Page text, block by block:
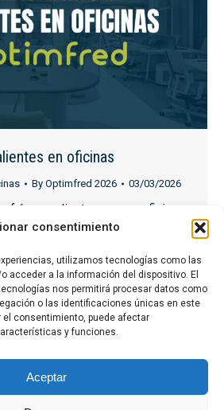
consentimiento
utilizamos tecnologías como las
acceder a la información del dispositivo. El
nos permitirá procesar datos como
o las identificaciones únicas en este
el consentimiento, puede afectar
y funciones.
Aceptar
en oficinas
By Optimfred 2026 03/03/2026
frías y calientes en una oficina y
Uno de los problemas más
frías y zonas calientes dentro
Mientras algunas personas
otras perciben falta de
Este problema suele